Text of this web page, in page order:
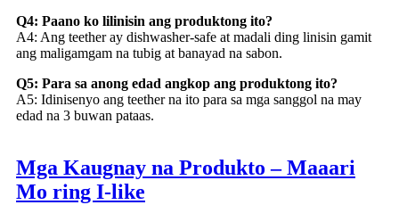
Q4: Paano ko lilinisin ang produktong ito?
A4: Ang teether ay dishwasher-safe at madali ding linisin gamit
ang maligamgam na tubig at banayad na sabon.
Q5: Para sa anong edad angkop ang produktong ito?
A5: Idinisenyo ang teether na ito para sa mga sanggol na may
edad na 3 buwan pataas.
Mga Kaugnay na Produkto – Maaari
Mo ring I-like